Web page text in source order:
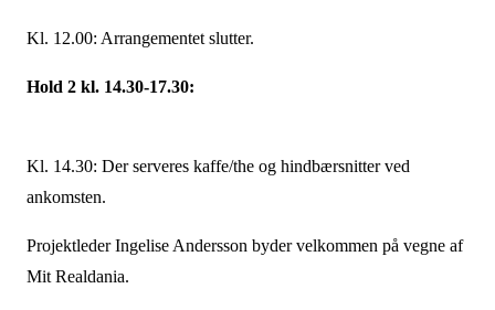
Kl. 12.00: Arrangementet slutter.
Hold 2 kl. 14.30-17.30:
Kl. 14.30: Der serveres kaffe/the og hindbærsnitter ved
ankomsten.
Projektleder Ingelise Andersson byder velkommen på vegne af
Mit Realdania.